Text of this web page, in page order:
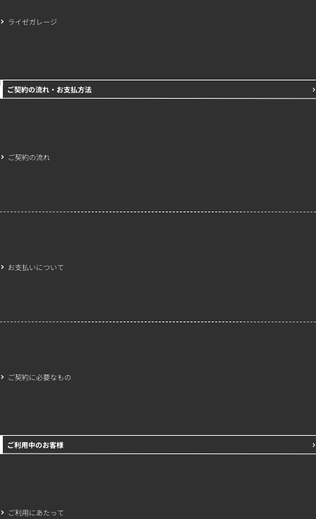
ライゼガレージ
ご契約の流れ・お支払方法
ご契約の流れ
お支払いについて
ご契約に必要なもの
ご利用中のお客様
ご利用にあたって